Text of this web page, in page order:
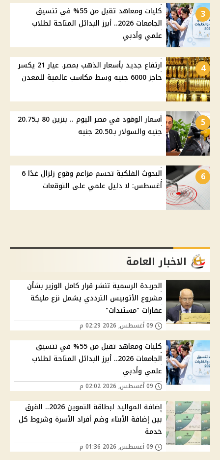
3
كليات ومعاهد تقبل من 55% في تنسيق
الجامعات 2026.. أبرز البدائل المتاحة لطلاب
علمي وأدبي
4
ارتفاع جديد بأسعار الذهب بمصر. عيار 21 يكسر
حاجز 6000 جنيه وسط مكاسب عالمية للمعدن
5
أسعار الوقود في مصر اليوم .. بنزين 80 بـ20.75
جنيه والسولار بـ20.50 جنيه
6
البحوث الفلكية تحسم مزاعم وقوع زلزال غدًا 6
أغسطس: لا دليل علمي على التوقعات
الاخبار العامة
الجريدة الرسمية تنشر قرار كامل الوزير بشأن
مشروع الأتوبيس الترددي يشمل نزع مليكة
عقارات "مستندات"
كليات ومعاهد تقبل من 55% في تنسيق
الجامعات 2026.. أبرز البدائل المتاحة لطلاب
علمي وأدبي
إضافة المواليد لبطاقة التموين 2026.. الفرق
بين إضافة الأبناء وضم أفراد الأسرة وشروط كل
خدمة